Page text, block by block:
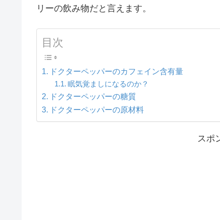
リーの飲み物だと言えます。
目次
ドクターペッパーのカフェイン含有量
眠気覚ましになるのか？
ドクターペッパーの糖質
ドクターペッパーの原材料
スポ